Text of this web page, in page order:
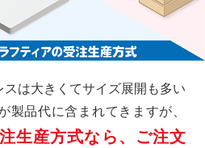
は大きくてサイズ展開も多い
製品代に含まれてきますが、
生産方式なら、ご注文